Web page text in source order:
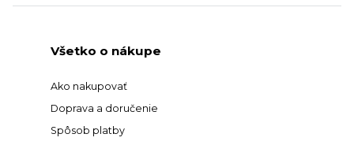
Všetko o nákupe
Ako nakupovať
Doprava a doručenie
Spôsob platby